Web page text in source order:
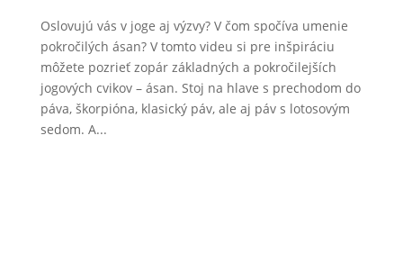
Oslovujú vás v joge aj výzvy? V čom spočíva umenie
pokročilých ásan? V tomto videu si pre inšpiráciu
môžete pozrieť zopár základných a pokročilejších
jogových cvikov – ásan. Stoj na hlave s prechodom do
páva, škorpióna, klasický páv, ale aj páv s lotosovým
sedom. A...